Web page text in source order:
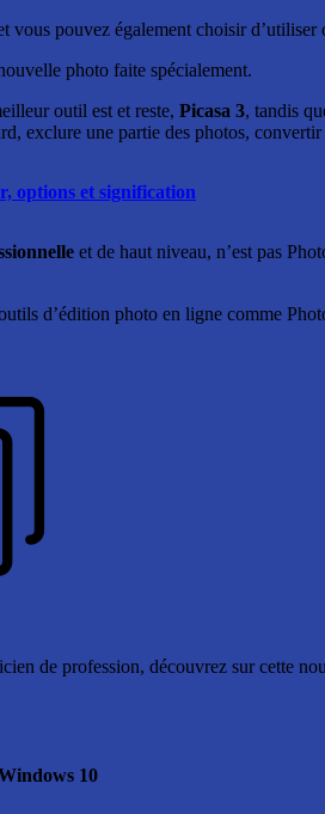
pouvez également choisir
photo faite spécialement.
outil est et reste, Picasa 3, tandis
exclure une partie des photos,
options et signification
et de haut niveau, n’est pas
d’édition photo en ligne comme
de profession, découvrez sur cette
10